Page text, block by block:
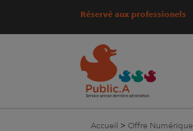
Réservé aux professionels
Accueil > Offre Numérique